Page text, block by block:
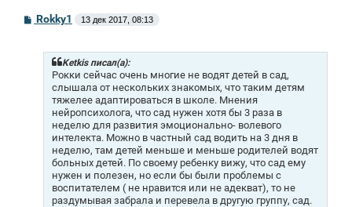
СRokky1 13 дек 2017, 08:13
Ketkis писал(а):
Рокки сейчас очень многие не водят детей в сад,
слышала от нескольких знакомых, что таким детям
тяжелее адаптироваться в школе. Мнения
нейропсихолога, что сад нужен хотя бы 3 раза в
неделю для развития эмоционально- волевого
интелекта. Можно в частный сад водить на 3 дня в
неделю, там детей меньше и меньше родителей водят
больных детей. По своему ребенку вижу, что сад ему
нужен и полезен, но если бы были проблемы с
воспитателем ( не нравится или не адекват), то не
раздумывая забрала и перевела в другую группу, сад.